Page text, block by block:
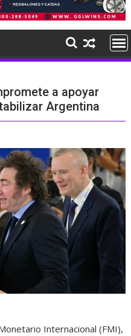
a apoyar
Argentina
Internacional (FMI),